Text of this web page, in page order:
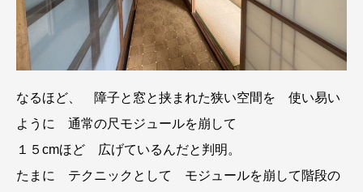
なるほど、 障子と窓と挟まれた狭い空間を 使い易い
ように 通常の尺モジュールを崩して
１５cmほど 広げているんだと判明。
たまに テクニックとして モジュールを崩して階段の